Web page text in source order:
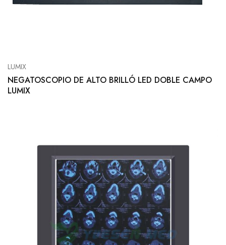
LUMIX
NEGATOSCOPIO DE ALTO BRILLÓ LED DOBLE CAMPO
LUMIX